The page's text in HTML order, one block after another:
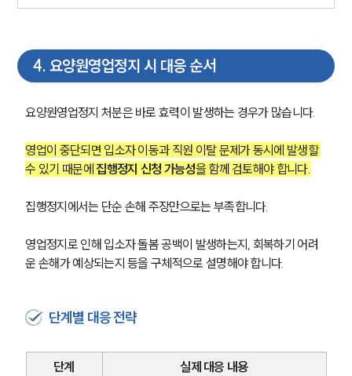
그룹소개
4. 요양원영업정지 시 대응 순서
요양원영업정지 처분은 바로 효력이 발생하는 경우가 많습니다.
영업이 중단되면 입소자 이동과 직원 이탈 문제가 동시에 발생할
수 있기 때문에 집행정지 신청 가능성을 함께 검토해야 합니다.
집행정지에서는 단순 손해 주장만으로는 부족합니다.
영업정지로 인해 입소자 돌봄 공백이 발생하는지, 회복하기 어려
운 손해가 예상되는지 등을 구체적으로 설명해야 합니다.
단계별 대응 전략
단계 실제 대응 내용